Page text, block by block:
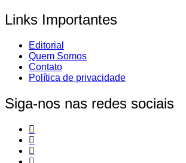
Links Importantes
Editorial
Quem Somos
Contato
Política de privacidade
Siga-nos nas redes sociais